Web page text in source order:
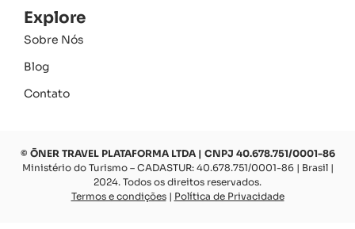
Explore
Sobre Nós
Blog
Contato
© ŌNER TRAVEL PLATAFORMA LTDA | CNPJ 40.678.751/0001-86
Ministério do Turismo – CADASTUR: 40.678.751/0001-86 | Brasil |
2024. Todos os direitos reservados.
Termos e condições| Política de Privacidade